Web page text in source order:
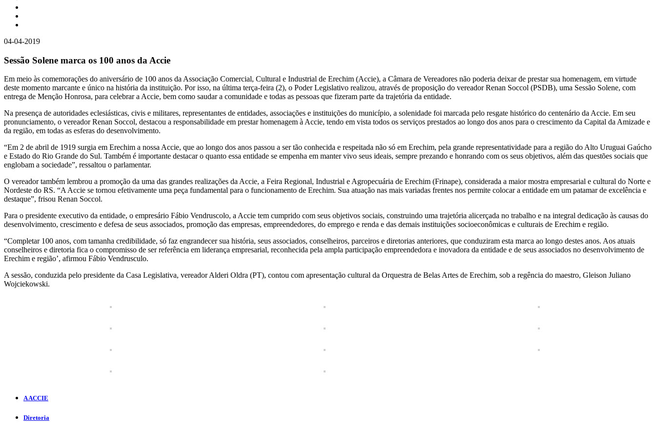
04-04-2019
Sessão Solene marca os 100 anos da Accie
Em meio às comemorações do aniversário de 100 anos da Associação Comercial, Cultural e Industrial de Erechim (Accie), a Câmara de Vereadores não poderia deixar de prestar sua homenagem, em virtude
deste momento marcante e único na história da instituição. Por isso, na última terça-feira (2), o Poder Legislativo realizou, através de proposição do vereador Renan Soccol (PSDB), uma Sessão Solene, com
entrega de Menção Honrosa, para celebrar a Accie, bem como saudar a comunidade e todas as pessoas que fizeram parte da trajetória da entidade.
Na presença de autoridades eclesiásticas, civis e militares, representantes de entidades, associações e instituições do município, a solenidade foi marcada pelo resgate histórico do centenário da Accie. Em seu
pronunciamento, o vereador Renan Soccol, destacou a responsabilidade em prestar homenagem à Accie, tendo em vista todos os serviços prestados ao longo dos anos para o crescimento da Capital da Amizade e
da região, em todas as esferas do desenvolvimento.
“Em 2 de abril de 1919 surgia em Erechim a nossa Accie, que ao longo dos anos passou a ser tão conhecida e respeitada não só em Erechim, pela grande representatividade para a região do Alto Uruguai Gaúcho
e Estado do Rio Grande do Sul. Também é importante destacar o quanto essa entidade se empenha em manter vivo seus ideais, sempre prezando e honrando com os seus objetivos, além das questões sociais que
englobam a sociedade”, ressaltou o parlamentar.
O vereador também lembrou a promoção da uma das grandes realizações da Accie, a Feira Regional, Industrial e Agropecuária de Erechim (Frinape), considerada a maior mostra empresarial e cultural do Norte e
Nordeste do RS. “A Accie se tornou efetivamente uma peça fundamental para o funcionamento de Erechim. Sua atuação nas mais variadas frentes nos permite colocar a entidade em um patamar de excelência e
destaque”, frisou Renan Soccol.
Para o presidente executivo da entidade, o empresário Fábio Vendruscolo, a Accie tem cumprido com seus objetivos sociais, construindo uma trajetória alicerçada no trabalho e na integral dedicação às causas do
desenvolvimento, crescimento e defesa de seus associados, promoção das empresas, empreendedores, do emprego e renda e das demais instituições socioeconômicas e culturais de Erechim e região.
“Completar 100 anos, com tamanha credibilidade, só faz engrandecer sua história, seus associados, conselheiros, parceiros e diretorias anteriores, que conduziram esta marca ao longo destes anos. Aos atuais
conselheiros e diretoria fica o compromisso de ser referência em liderança empresarial, reconhecida pela ampla participação empreendedora e inovadora da entidade e de seus associados no desenvolvimento de
Erechim e região’, afirmou Fábio Vendrusculo.
A sessão, conduzida pelo presidente da Casa Legislativa, vereador Alderi Oldra (PT), contou com apresentação cultural da Orquestra de Belas Artes de Erechim, sob a regência do maestro, Gleison Juliano
Wojciekowski.
A ACCIE
Diretoria